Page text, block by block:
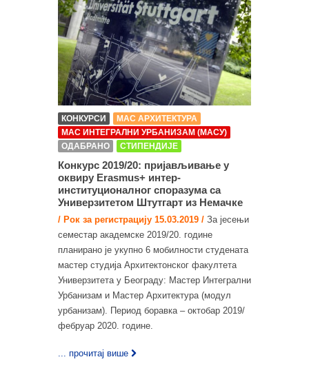
КОНКУРСИ
МАС АРХИТЕКТУРА
МАС ИНТЕГРАЛНИ УРБАНИЗАМ (МАСУ)
ОДАБРАНО
СТИПЕНДИЈЕ
Конкурс 2019/20: пријављивање у
оквиру Erasmus+ интер-
институционалног споразума са
Универзитетом Штутгарт из Немачке
/ Рок за регистрацију 15.03.2019 / За јесењи
семестар академске 2019/20. године
планирано је укупно 6 мобилности студената
мастер студија Архитектонског факултета
Универзитета у Београду: Мастер Интегрални
Урбанизам и Мастер Архитектура (модул
урбанизам). Период боравка – октобар 2019/
фебруар 2020. године.
... прочитај више